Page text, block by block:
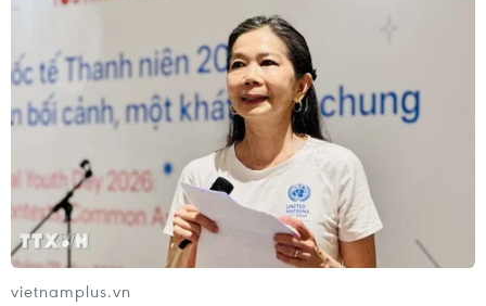
Điểm chuẩn Đại học Bách khoa Hà
Nội lập đỉnh với 29,54 điểm
09/08/2026 06:51
Điểm chuẩn Đại học Kinh tế quốc
dân cao nhất lên đến trên 9,6 điểm
mỗi môn
09/08/2026 06:40
vietnamplus.vn